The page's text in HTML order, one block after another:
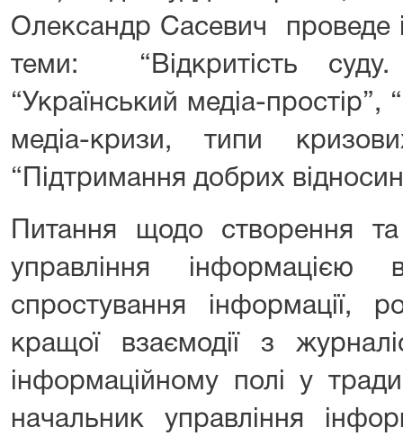
Олександр Сасевич проведе
теми: “Відкритість суду.
“Український медіа-
медіа-кризи, типи
“Підтримання добрих
Питання щодо створення
управління інформацією
спростування інформації,
кращої взаємодії з
інформаційному полі у
начальник управління